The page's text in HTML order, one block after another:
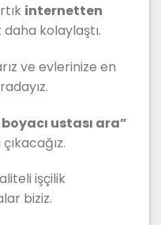
internetten
daha kolaylaştı.
ve evlerinize en
ustası ara”
işçilik
biziz.